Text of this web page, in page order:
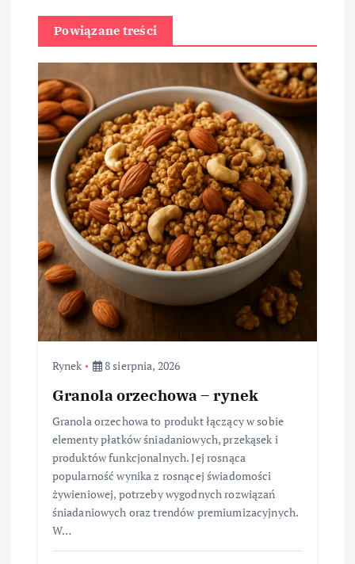
Powiązane treści
Rynek 8 sierpnia, 2026
Granola orzechowa – rynek
Granola orzechowa to produkt łączący w sobie
elementy płatków śniadaniowych, przekąsek i
produktów funkcjonalnych. Jej rosnąca
popularność wynika z rosnącej świadomości
żywieniowej, potrzeby wygodnych rozwiązań
śniadaniowych oraz trendów premiumizacyjnych.
W…